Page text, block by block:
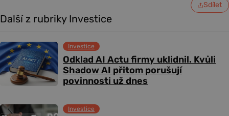
Sdílet
Další z rubriky Investice
Odklad AI Actu firmy uklidnil. Kvůli
Shadow AI přitom porušují
povinnosti už dnes
Investice
Investice